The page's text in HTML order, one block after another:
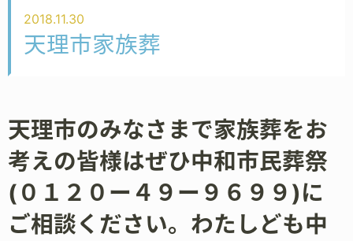
2018.11.30
天理市家族葬
天理市のみなさまで家族葬をお
考えの皆様はぜひ中和市民葬祭
(０１２０ー４９ー９６９９)に
ご相談ください。わたしども中